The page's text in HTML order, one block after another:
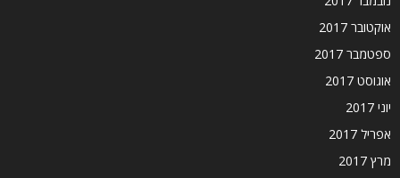
אוקטובר 2017
ספטמבר 2017
אוגוסט 2017
יוני 2017
אפריל 2017
מרץ 2017